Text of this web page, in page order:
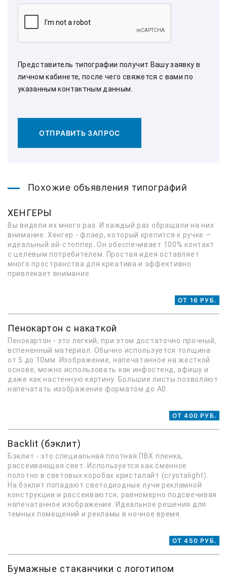
Представитель типографии получит Вашу заявку в
личном кабинете, после чего свяжется с вами по
указанным контактным данным.
ОТПРАВИТЬ ЗАПРОС
Похожие объявления типографий
ХЕНГЕРЫ
Вы видели их много раз. И каждый раз обращали на них
внимание. Хенгер - флаер, который крепится к ручке —
идеальный ай-стоппер. Он обеспечивает 100% контакт
с целевым потребителем. Простая идея оставляет
много пространства для креатива и эффективно
привлекает внимание.
ОТ 16 РУБ.
Пенокартон с накаткой
Пенокартон - это легкий, при этом достаточно прочный,
вспененный материал. Обычно используется толщина
от 5 до 10мм. Изображение, напечатанное на жесткой
основе, можно использовать как инфостенд, афишу и
даже как настенную картину. Большие листы позволяют
напечатать изображение форматом до А0.
ОТ 400 РУБ.
Backlit (бэклит)
Бэклит - это специальная плотная ПВХ пленка,
рассеивающая свет. Используется как сменное
полотно в световых коробах кристалайт (сrystalight).
На бэклит попадают светодиодные лучи рекламной
конструкции и рассеиваются, равномерно подсвечивая
напечатанное изображение. Идеальное решения для
темных помещений и рекламы в ночное время.
ОТ 450 РУБ.
Бумажные стаканчики с логотипом